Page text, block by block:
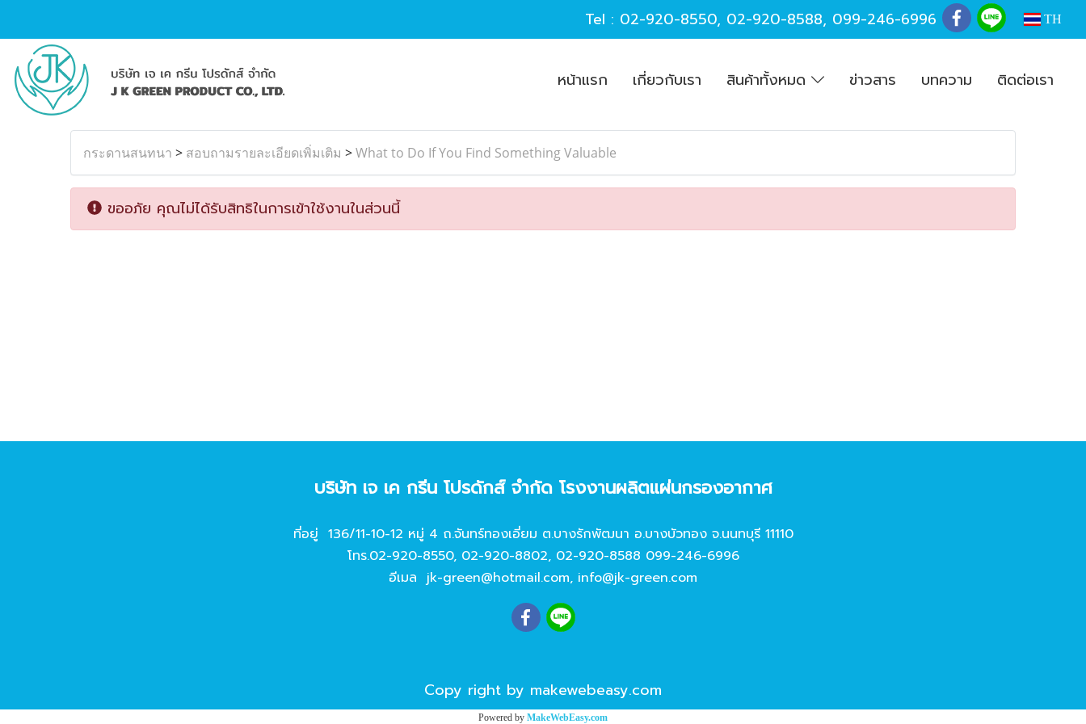
Tel : 02-920-8550, 02-920-8588, 099-246-6996 TH
หน้าแรก เกี่ยวกับเรา สินค้าทั้งหมด ข่าวสาร บทความ ติดต่อเรา
กระดานสนทนา > สอบถามรายละเอียดเพิ่มเติม >What to Do If You Find Something Valuable
ขออภัย คุณไม่ได้รับสิทธิในการเข้าใช้งานในส่วนนี้
บริษัท เจ เค กรีน โปรดักส์ จํากัด โรงงานผลิตแผ่นกรองอากาศ
ที่อยู่ 136/11-10-12 หมู่ 4 ถ.จันทร์ทองเอี่ยม ต.บางรักพัฒนา อ.บางบัวทอง จ.นนทบุรี 11110
โทร.02-920-8550, 02-920-8802, 02-920-8588 099-246-6996
อีเมล jk-green@hotmail.com, info@jk-green.com
Copy right by makewebeasy.com
Powered by MakeWebEasy.com